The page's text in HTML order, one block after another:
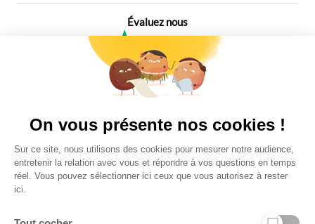
Évaluez nous
Plus de 650 Avis
On vous présente nos cookies !
Sur ce site, nous utilisons des cookies pour mesurer notre audience,
entretenir la relation avec vous et répondre à vos questions en temps
réel. Vous pouvez sélectionner ici ceux que vous autorisez à rester
ici.